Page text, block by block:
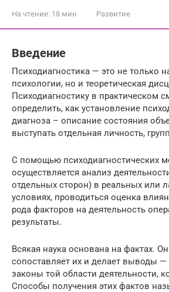
На чтение: 18 мин Развитие
Введение
Психодиагностика — это не только
психологии, но и теоретическая
Психодиагностику в практическом
определить, как установление
диагноза – описание состояния
выступать отдельная личность,
С помощью психодиагностических
осуществляется анализ
отдельных сторон) в реальных или
условиях, проводиться оценка
рода факторов на деятельность
результаты.
Всякая наука основана на фактах.
сопоставляет их и делает выводы —
законы той области деятельности,
Способы получения этих фактов